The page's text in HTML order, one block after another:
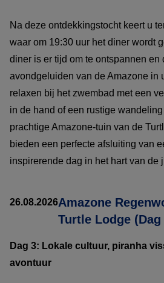
Na deze ontdekkingstocht keert u
waar om 19:30 uur het diner wordt
diner is er tijd om te ontspannen en
avondgeluiden van de Amazone in
relaxen bij het zwembad met een
in de hand of een rustige
prachtige Amazone-tuin van de
bieden een perfecte afsluiting van
inspirerende dag in het hart van de
26.08.2026Amazone
Turtle Lodge
Dag 3: Lokale cultuur, piranha
avontuur